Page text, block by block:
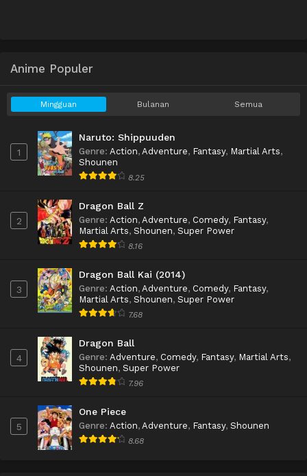
Anime Populer
Mingguan Bulanan Semua
1
Naruto: Shippuuden
Genre: Action, Adventure, Fantasy, Martial Arts,
Shounen
8.25
2
Dragon Ball Z
Genre: Action, Adventure, Comedy, Fantasy,
Martial Arts, Shounen, Super Power
8.16
3
Dragon Ball Kai (2014)
Genre: Action, Adventure, Comedy, Fantasy,
Martial Arts, Shounen, Super Power
7.68
4
Dragon Ball
Genre: Adventure, Comedy, Fantasy, Martial Arts,
Shounen, Super Power
7.96
5
One Piece
Genre: Action, Adventure, Fantasy, Shounen
8.68